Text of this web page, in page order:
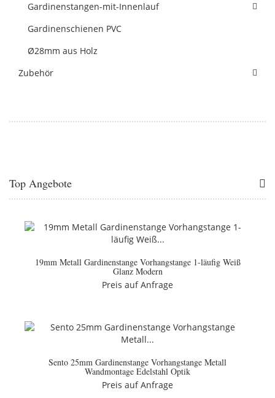
Gardinenstangen-mit-Innenlauf
Gardinenschienen PVC
Ø28mm aus Holz
Zubehör
Top Angebote
19mm Metall Gardinenstange Vorhangstange 1-läufig Weiß
Glanz Modern
Preis auf Anfrage
Sento 25mm Gardinenstange Vorhangstange Metall
Wandmontage Edelstahl Optik
Preis auf Anfrage